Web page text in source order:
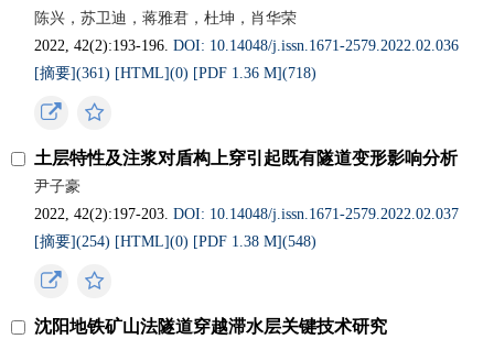
陈兴，苏卫迪，蒋雅君，杜坤，肖华荣
2022, 42(2):193-196.DOI: 10.14048/j.issn.1671-2579.2022.02.036
[摘要](361) [HTML](0) [PDF 1.36 M](718)
土层特性及注浆对盾构上穿引起既有隧道变形影响分析
尹子豪
2022, 42(2):197-203.DOI: 10.14048/j.issn.1671-2579.2022.02.037
[摘要](254) [HTML](0) [PDF 1.38 M](548)
沈阳地铁矿山法隧道穿越滞水层关键技术研究